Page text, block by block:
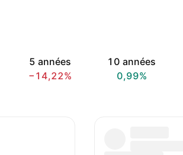
5 années
−14,22%
10 années
0,99%